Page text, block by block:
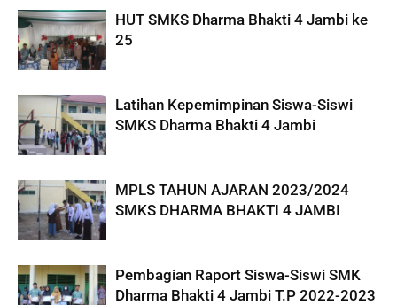
HUT SMKS Dharma Bhakti 4 Jambi ke
25
Latihan Kepemimpinan Siswa-Siswi
SMKS Dharma Bhakti 4 Jambi
MPLS TAHUN AJARAN 2023/2024
SMKS DHARMA BHAKTI 4 JAMBI
Pembagian Raport Siswa-Siswi SMK
Dharma Bhakti 4 Jambi T.P 2022-2023